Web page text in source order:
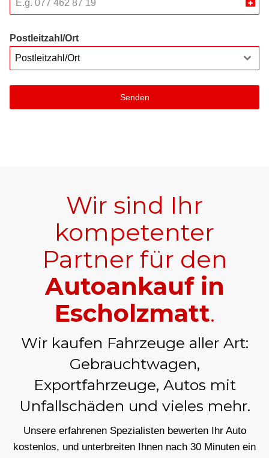
Postleitzahl/Ort
Postleitzahl/Ort
Senden
Wir sind Ihr
kompetenter
Partner für den
Autoankauf in
Escholzmatt.
Wir kaufen Fahrzeuge aller Art:
Gebrauchtwagen,
Exportfahrzeuge, Autos mit
Unfallschäden und vieles mehr.
Unsere erfahrenen Spezialisten bewerten Ihr Auto
kostenlos, und unterbreiten Ihnen nach 30 Minuten ein